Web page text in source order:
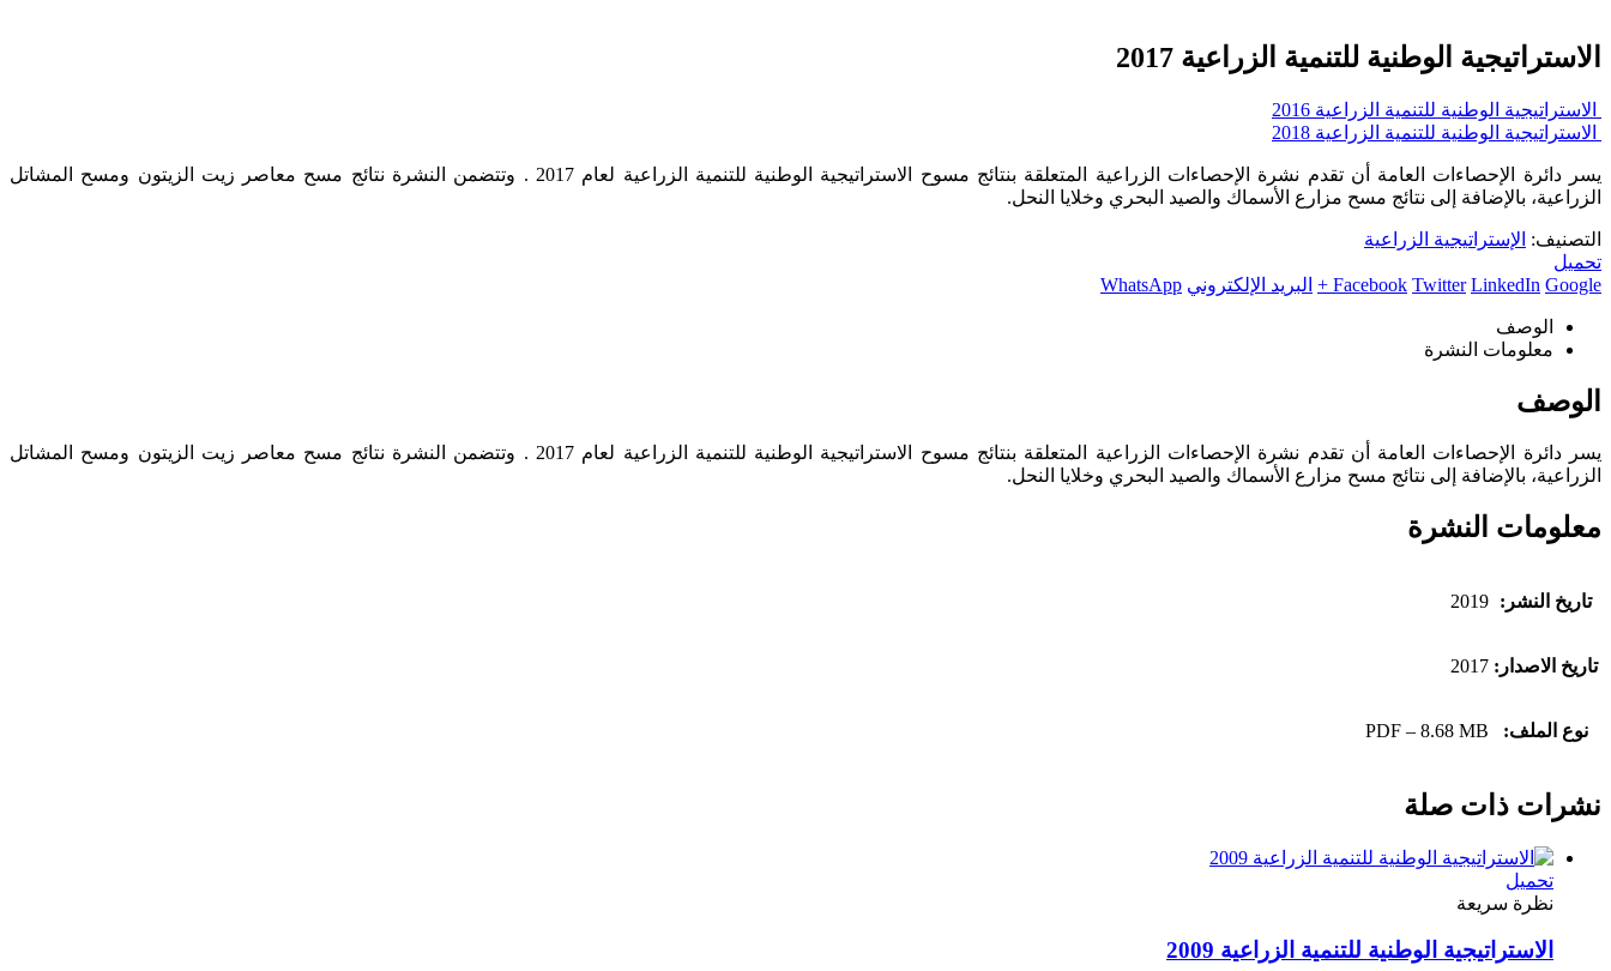
الاستراتيجية الوطنية للتنمية الزراعية 2017
الاستراتيجية الوطنية للتنمية الزراعية 2016
الاستراتيجية الوطنية للتنمية الزراعية 2018
يسر دائرة الإحصاءات العامة أن تقدم نشرة الإحصاءات الزراعية المتعلقة بنتائج مسوح الاستراتيجية الوطنية للتنمية الزراعية لعام 2017 . وتتضمن النشرة نتائج مسح معاصر زيت الزيتون ومسح المشاتل
الزراعية، بالإضافة إلى نتائج مسح مزارع الأسماك والصيد البحري وخلايا النحل.
التصنيف: الإستراتيجية الزراعية
تحميل
Facebook Twitter LinkedIn Google + البريد الإلكتروني WhatsApp
الوصف
معلومات النشرة
الوصف
يسر دائرة الإحصاءات العامة أن تقدم نشرة الإحصاءات الزراعية المتعلقة بنتائج مسوح الاستراتيجية الوطنية للتنمية الزراعية لعام 2017 . وتتضمن النشرة نتائج مسح معاصر زيت الزيتون ومسح المشاتل
الزراعية، بالإضافة إلى نتائج مسح مزارع الأسماك والصيد البحري وخلايا النحل.
معلومات النشرة
تاريخ النشر: 2019
تاريخ الاصدار: 2017
نوع الملف: PDF – 8.68 MB
نشرات ذات صلة
تحميل
نظرة سريعة
الاستراتيجية الوطنية للتنمية الزراعية 2009